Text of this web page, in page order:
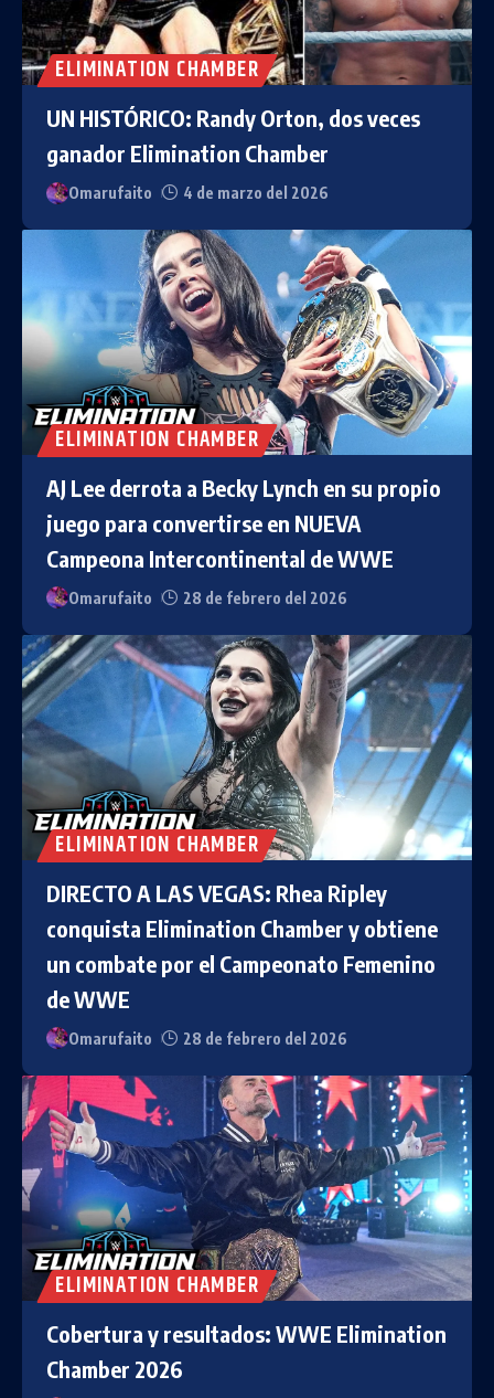
ELIMINATION CHAMBER
UN HISTÓRICO: Randy Orton, dos veces
ganador Elimination Chamber
Omarufaito 4 de marzo del 2026
ELIMINATION CHAMBER
AJ Lee derrota a Becky Lynch en su propio
juego para convertirse en NUEVA
Campeona Intercontinental de WWE
Omarufaito 28 de febrero del 2026
ELIMINATION CHAMBER
DIRECTO A LAS VEGAS: Rhea Ripley
conquista Elimination Chamber y obtiene
un combate por el Campeonato Femenino
de WWE
Omarufaito 28 de febrero del 2026
ELIMINATION CHAMBER
Cobertura y resultados: WWE Elimination
Chamber 2026